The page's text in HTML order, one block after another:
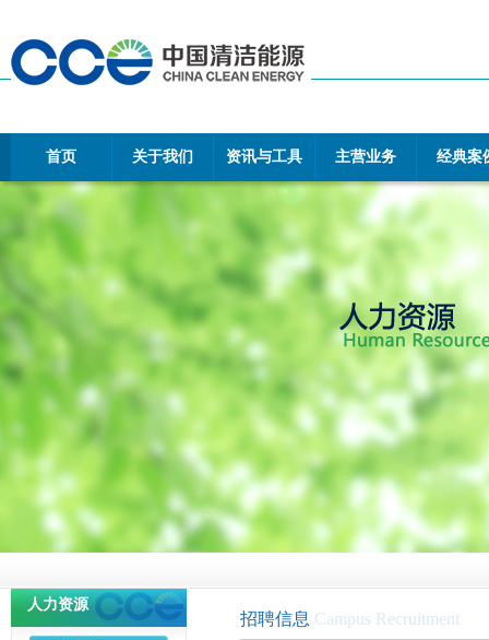
首页 关于我们 资讯与工具 主营业务 经典案
人力资源
招聘信息 Campus Recruitment